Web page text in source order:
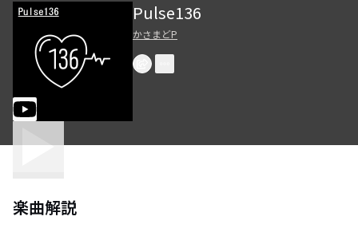
Pulse136
かさまどP
楽曲解説